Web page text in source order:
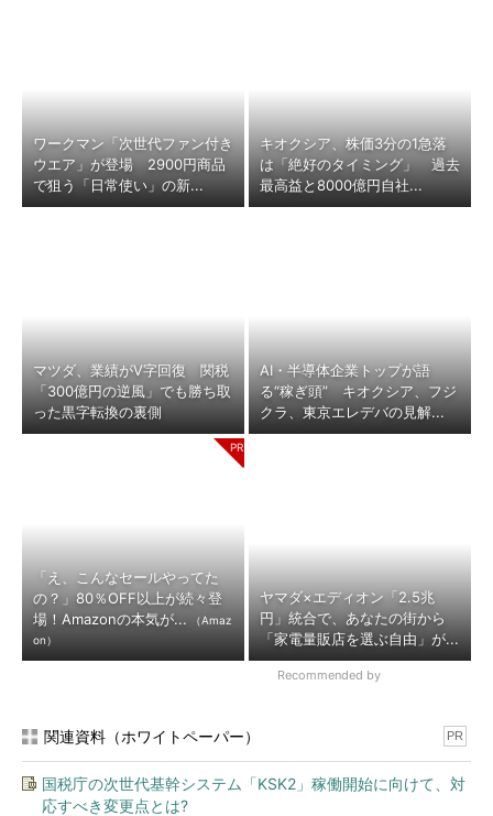
ワークマン「次世代ファン付き
ウエア」が登場 2900円商品
で狙う「日常使い」の新...
キオクシア、株価3分の1急落
は「絶好のタイミング」 過去
最高益と8000億円自社...
マツダ、業績がV字回復 関税
「300億円の逆風」でも勝ち取
った黒字転換の裏側
AI・半導体企業トップが語
る“稼ぎ頭” キオクシア、フジ
クラ、東京エレデバの見解...
「え、こんなセールやってた
の？」80％OFF以上が続々登
場！Amazonの本気が...
（Amaz
on）
ヤマダ×エディオン「2.5兆
円」統合で、あなたの街から
「家電量販店を選ぶ自由」が...
Recommended by
関連資料（ホワイトペーパー） PR
国税庁の次世代基幹システム「KSK2」稼働開始に向けて、対
応すべき変更点とは?